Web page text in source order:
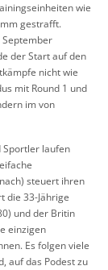
wie
gestrafft.
September
der Start auf den
nicht wie
mit Round 1 und
im von
Sportler laufen
steuert ihren
die 33-Jährige
und der Britin
einzigen
Es folgen viele
auf das Podest zu